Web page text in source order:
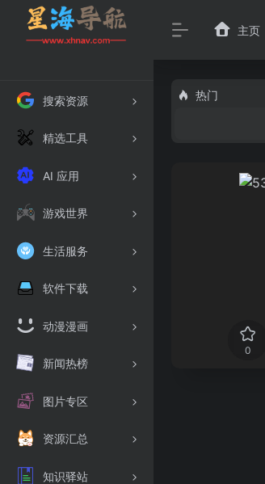
搜索资源
精选工具
AI 应用
游戏世界
生活服务
软件下载
动漫漫画
新闻热榜
图片专区
资源汇总
知识驿站
主页
热门
0